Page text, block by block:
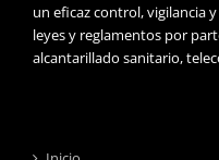
un eficaz control, vigilancia
leyes y reglamentos por
alcantarillado sanitario,